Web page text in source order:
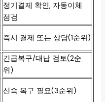
정기결제 확인, 자동이체
점검
즉시 결제 또는 상담(1순위)
긴급복구/대납 검토(2순
위)
신속 복구 필요(3순위)